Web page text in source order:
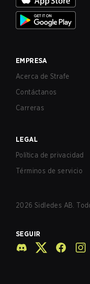
EMPRESA
Acerca de Strafe
Contáctanos
Carreras
LEGAL
Política de privacidad
Términos de servicio
2026 Sidledes AB.
SEGUIR